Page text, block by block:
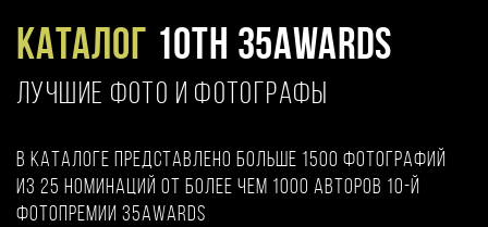
Каталог 10TH 35AWARDS
ЛУЧШИЕ ФОТО И ФОТОГРАФЫ
В каталоге представлено больше 1500 фотографий
из 25 номинаций от более чем 1000 авторов 10-й
фотопремии 35AWARDS